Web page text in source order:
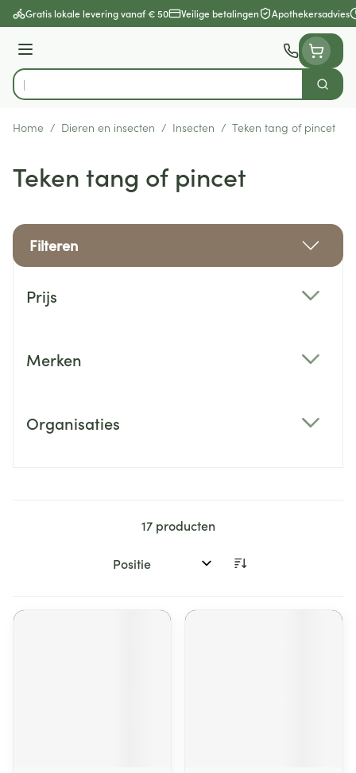
Ga naar de inhoud
Gratis lokale levering vanaf € 50 Veilige betalingen Apothekersadvies
Menu
Product, merk, categorie...
Zoek
Home / Dieren en insecten / Insecten / Teken tang of pincet
Teken tang of pincet
Filteren
Prijs
Merken
Organisaties
17producten
Sorteer op: